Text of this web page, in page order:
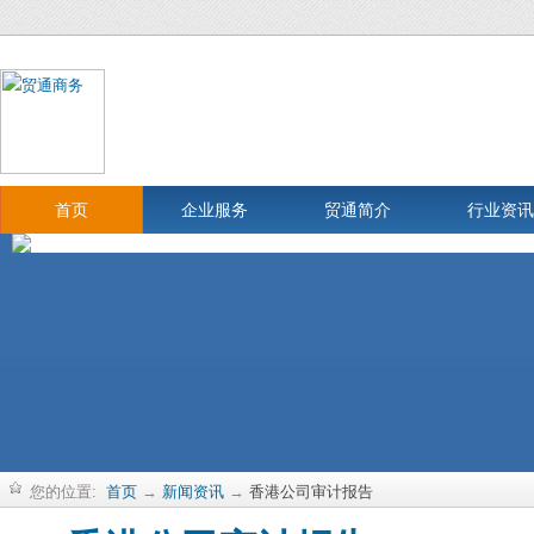
首页 企业服务 贸通简介 行业资讯
您的位置: 首页 → 新闻资讯 → 香港公司审计报告